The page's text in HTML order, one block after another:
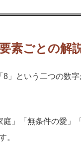
素ごとの解説
「8」という二つの数
庭」「無条件の愛」
。